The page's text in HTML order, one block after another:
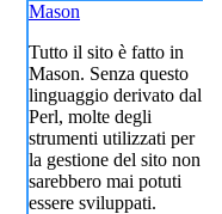
Mason
Tutto il sito è fatto in
Mason. Senza questo
linguaggio derivato dal
Perl, molte degli
strumenti utilizzati per
la gestione del sito non
sarebbero mai potuti
essere sviluppati.